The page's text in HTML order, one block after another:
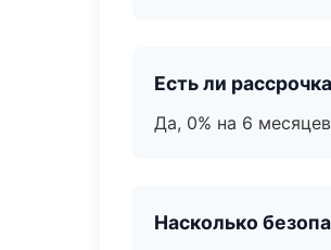
Есть ли
Да, 0% на 6
Насколько